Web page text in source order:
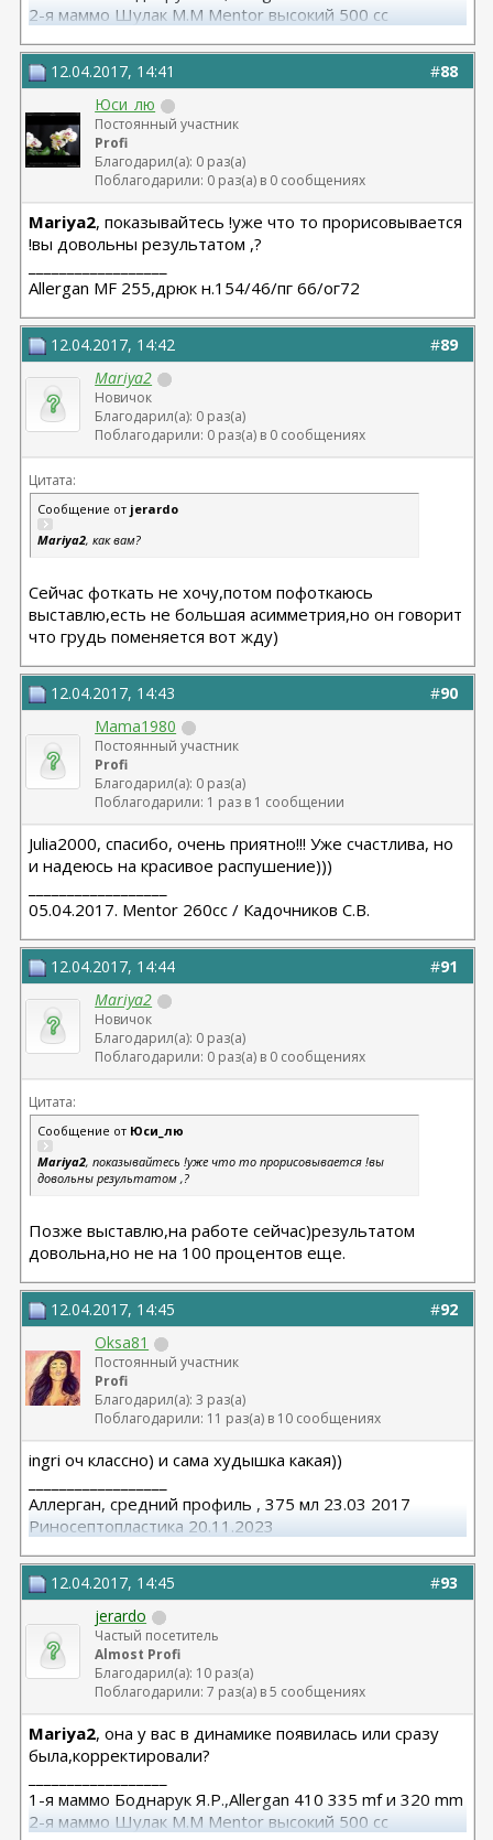
2-я маммо Шулак М.М Mentor высокий 500 сс
#88
12.04.2017, 14:41
Юси_лю
Постоянный участник
Profi
Благодарил(а): 0 раз(а)
Поблагодарили: 0 раз(а) в 0 сообщениях
Mariya2, показывайтесь !уже что то прорисовывается
!вы довольны результатом ,?
Allergan MF 255,дрюк н.154/46/пг 66/ог72
#89
12.04.2017, 14:42
Mariya2
Новичок
Благодарил(а): 0 раз(а)
Поблагодарили: 0 раз(а) в 0 сообщениях
Цитата:
Сообщение от jerardo
Mariya2, как вам?
Сейчас фоткать не хочу,потом пофоткаюсь
выставлю,есть не большая асимметрия,но он говорит
что грудь поменяется вот жду)
#90
12.04.2017, 14:43
Mama1980
Постоянный участник
Profi
Благодарил(а): 0 раз(а)
Поблагодарили: 1 раз в 1 сообщении
Julia2000, спасибо, очень приятно!!! Уже счастлива, но
и надеюсь на красивое распушение)))
05.04.2017. Mentor 260cc / Кадочников С.В.
#91
12.04.2017, 14:44
Mariya2
Новичок
Благодарил(а): 0 раз(а)
Поблагодарили: 0 раз(а) в 0 сообщениях
Цитата:
Сообщение от Юси_лю
Mariya2, показывайтесь !уже что то прорисовывается !вы
довольны результатом ,?
Позже выставлю,на работе сейчас)результатом
довольна,но не на 100 процентов еще.
#92
12.04.2017, 14:45
Oksa81
Постоянный участник
Profi
Благодарил(а): 3 раз(а)
Поблагодарили: 11 раз(а) в 10 сообщениях
ingri оч классно) и сама худышка какая))
Аллерган, средний профиль , 375 мл 23.03 2017
Риносептопластика 20.11.2023
вторичная ринопластик 24.06.2025
#93
12.04.2017, 14:45
jerardo
Частый посетитель
Almost Profi
Благодарил(а): 10 раз(а)
Поблагодарили: 7 раз(а) в 5 сообщениях
Mariya2, она у вас в динамике появилась или сразу
была,корректировали?
1-я маммо Боднарук Я.Р.,Allergan 410 335 mf и 320 mm
2-я маммо Шулак М.М Mentor высокий 500 сс